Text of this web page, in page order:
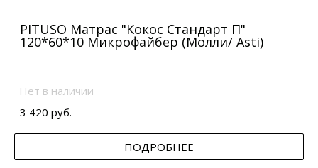
PITUSO Матрас "Кокос Стандарт П"
120*60*10 Микрофайбер (Молли/ Asti)
Нет в наличии
3 420 руб.
ПОДРОБНЕЕ